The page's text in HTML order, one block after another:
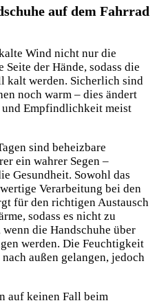
auf dem Fahrrad
Wind nicht nur die
der Hände, sodass die
kalt werden. Sicherlich sind
noch warm – dies ändert
und Empfindlichkeit meist
sind beheizbare
ein wahrer Segen –
Gesundheit. Sowohl das
Verarbeitung bei den
für den richtigen Austausch
sodass es nicht zu
die Handschuhe über
werden. Die Feuchtigkeit
außen gelangen, jedoch
auf keinen Fall beim